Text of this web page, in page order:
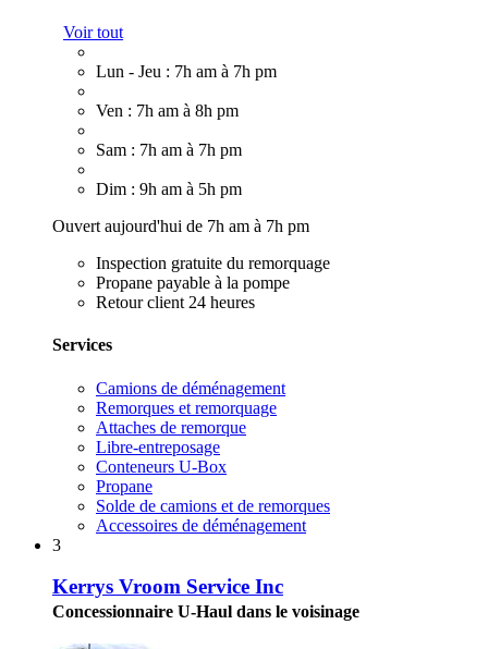
Voir tout
Lun - Jeu : 7h am à 7h pm
Ven : 7h am à 8h pm
Sam : 7h am à 7h pm
Dim : 9h am à 5h pm
Ouvert aujourd'hui de 7h am à 7h pm
Inspection gratuite du remorquage
Propane payable à la pompe
Retour client 24 heures
Services
Camions de déménagement
Remorques et remorquage
Attaches de remorque
Libre-entreposage
Conteneurs U-Box
Propane
Solde de camions et de remorques
Accessoires de déménagement
3
Kerrys Vroom Service Inc
Concessionnaire U-Haul dans le voisinage